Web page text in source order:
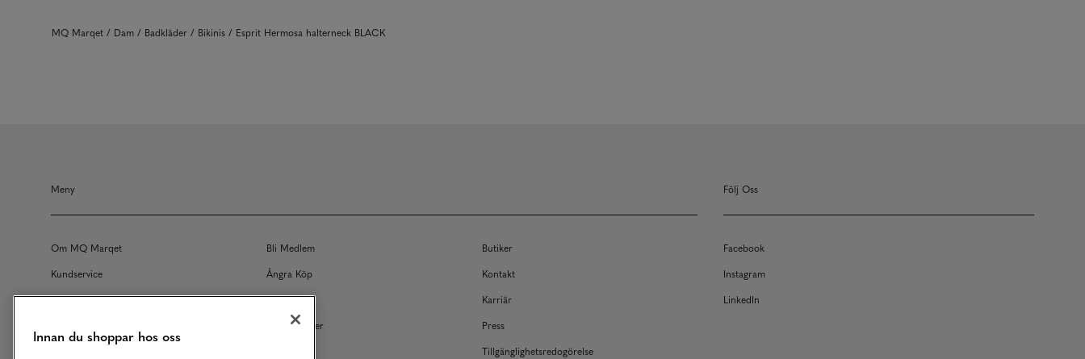
MQ Marqet Dam Badkläder Bikinis Esprit Hermosa halterneck BLACK
Meny
Om MQ Marqet Bli Medlem
Butiker
Kundservice
Ångra Köp
Kontakt
Returer
Köpvillkor
Karriär
Våra Tjänster
Press
Tillgänglighetsredogörelse
Följ Oss
Facebook
Instagram
LinkedIn
Innan du shoppar hos oss